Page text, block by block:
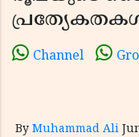
Channel
By Muhammad Ali